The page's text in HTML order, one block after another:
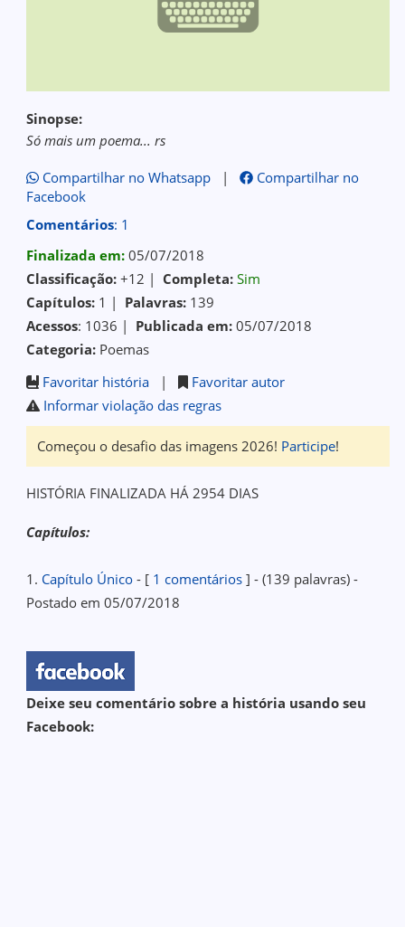
Sinopse:
Só mais um poema... rs
Compartilhar no Whatsapp|
Compartilhar no
Facebook
Comentários: 1
Finalizada em:05/07/2018
Classificação: +12 | Completa: Sim
Capítulos: 1 | Palavras: 139
Acessos: 1036 | Publicada em: 05/07/2018
Categoria: Poemas
Favoritar história|
Favoritar autor
Informar violação das regras
Começou o desafio das imagens 2026! Participe!
HISTÓRIA FINALIZADA HÁ 2954 DIAS
Capítulos:
1. Capítulo Único - [ 1 comentários ] - (139 palavras) -
Postado em 05/07/2018
Deixe seu comentário sobre a história usando seu
Facebook: